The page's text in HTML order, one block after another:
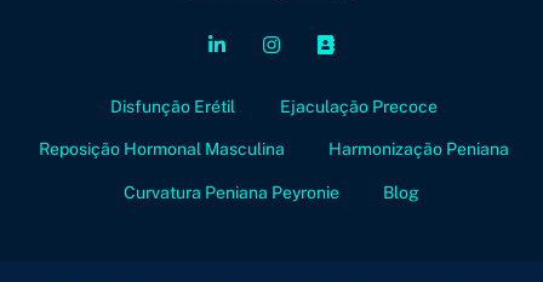
Disfunção Erétil Ejaculação Precoce
Reposição Hormonal Masculina Harmonização Peniana
Curvatura Peniana Peyronie Blog